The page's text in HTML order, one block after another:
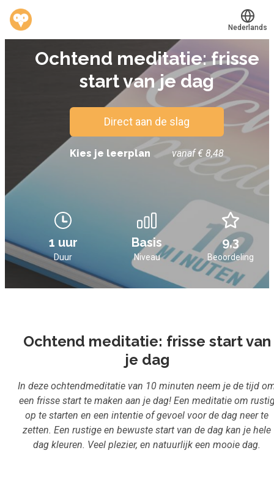
Werkvinders®
Bedrijven
Mijn leerplek
Account en hulp
Meer
Inloggen
Translate
Nederlands
Ochtend meditatie: frisse
start van je dag
Direct aan de slag
Kies je leerplan vanaf € 8,48
1 uur Basis 9,3
Duur Niveau Beoordeling
Ochtend meditatie: frisse start van
je dag
In deze ochtendmeditatie van 10 minuten neem je de tijd
een frisse start te maken aan je dag! Een meditatie om
op te starten en een intentie of gevoel voor de dag neer te
zetten. Een rustige en bewuste start van de dag kan je hele
dag kleuren. Veel plezier, en natuurlijk een mooie dag.